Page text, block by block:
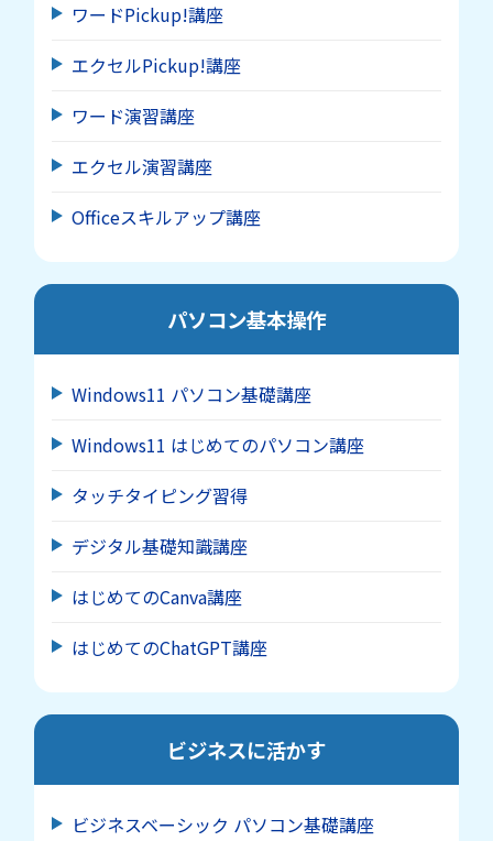
ワードPickup!講座
エクセルPickup!講座
ワード演習講座
エクセル演習講座
Officeスキルアップ講座
パソコン基本操作
Windows11 パソコン基礎講座
Windows11 はじめてのパソコン講座
タッチタイピング習得
デジタル基礎知識講座
はじめてのCanva講座
はじめてのChatGPT講座
ビジネスに活かす
ビジネスベーシック パソコン基礎講座